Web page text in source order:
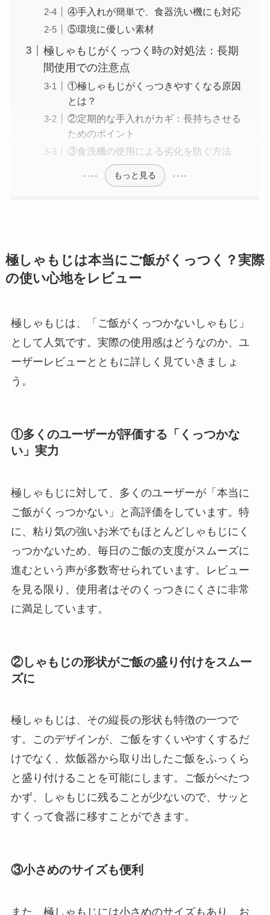
④手入れが簡単で、食器洗い機にも対応
⑤環境に優しい素材
極しゃもじがくっつく時の対処法：長期
間使用での注意点
①極しゃもじがくっつきやすくなる原因
とは？
②定期的な手入れがカギ：長持ちさせる
ためのポイント
③食洗機の使用による劣化を防ぐ方法
もっと見る
極しゃもじは本当にご飯がくっつく？実際
の使い心地をレビュー
極しゃもじは、「ご飯がくっつかないしゃもじ」
として人気です。実際の使用感はどうなのか、ユ
ーザーレビューとともに詳しく見ていきましょ
う。
①多くのユーザーが評価する「くっつかな
い」実力
極しゃもじに対して、多くのユーザーが「本当に
ご飯がくっつかない」と高評価をしています。特
に、粘り気の強いお米でもほとんどしゃもじにく
っつかないため、毎日のご飯の支度がスムーズに
進むという声が多数寄せられています。レビュー
を見る限り、使用者はそのくっつきにくさに非常
に満足しています。
②しゃもじの形状がご飯の盛り付けをスムー
ズに
極しゃもじは、その縦長の形状も特徴の一つで
す。このデザインが、ご飯をすくいやすくするだ
けでなく、炊飯器から取り出したご飯をふっくら
と盛り付けることを可能にします。ご飯がべたつ
かず、しゃもじに残ることが少ないので、サッと
すくって食器に移すことができます。
③小さめのサイズも便利
また、極しゃもじには小さめのサイズもあり、お